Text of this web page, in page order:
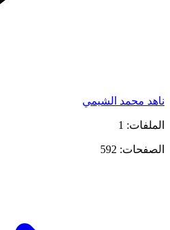
ناهد محمد الشيمي
الملفات: 1
الصفحات: 592